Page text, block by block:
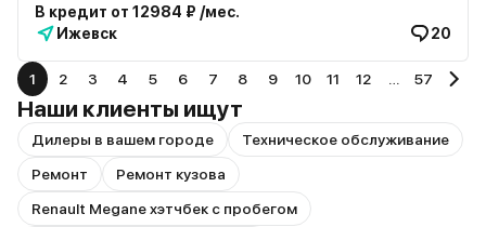
В кредит от 12984 ₽ /мес.
Ижевск
20
1 2 3 4 5 6 7 8 9 10 11 12 57
Наши клиенты ищут
Дилеры в вашем городе
Техническое обслуживание
Ремонт
Ремонт кузова
Renault Megane хэтчбек с пробегом